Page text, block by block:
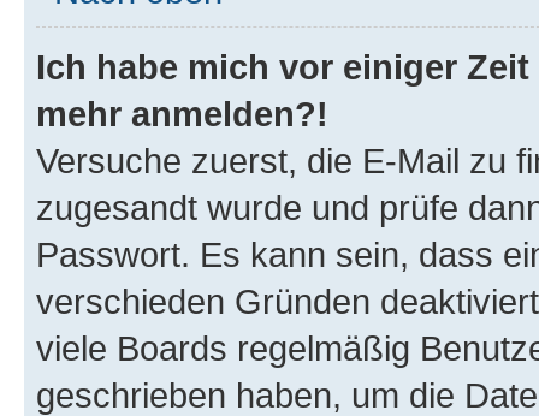
Ich habe mich vor einiger
mehr anmelden?!
Versuche zuerst, die E-Mail zu
zugesandt wurde und prüfe
Passwort. Es kann sein, dass
verschieden Gründen
viele Boards regelmäßig
geschrieben haben, um die